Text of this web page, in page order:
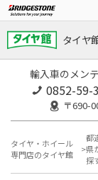
タイヤ
輸入車のメン
0852-59-
〒690-
タイヤ・ホイール
専門店のタイヤ館
都
県
探